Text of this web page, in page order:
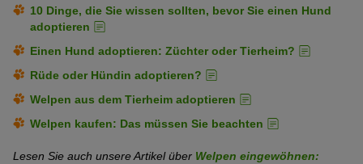
10 Dinge, die Sie wissen sollten, bevor Sie einen Hund
adoptieren
Einen Hund adoptieren: Züchter oder Tierheim?
Rüde oder Hündin adoptieren?
Welpen aus dem Tierheim adoptieren
Welpen kaufen: Das müssen Sie beachten
Lesen Sie auch unsere Artikel über Welpen eingewöhnen: